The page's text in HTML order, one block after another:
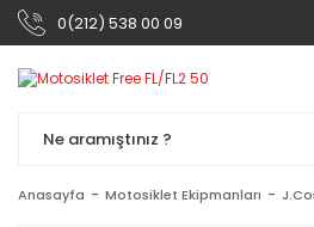
0(212) 538 00 09
Anasayfa Motosiklet Ekipmanları